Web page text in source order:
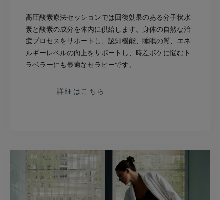
高圧酸素療法セッションでは回復効果のある分子状水
素と酸素の成分を体内に供給します。身体の自然な治
癒プロセスをサポートし、認知機能、睡眠の質、エネ
ルギーレベルの向上をサポートし、時差ボケに悩むト
ラベラーにも最適なセラピーです。
詳細はこちら